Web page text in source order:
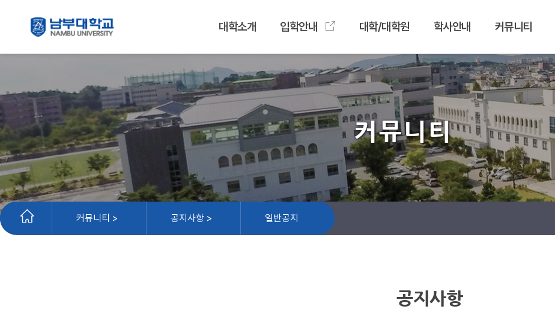
대학소개 입학안내 대학/대학원 학사안내 커뮤니티
커뮤니티
커뮤니티 > 공지사항 > 일반공지
공지사항